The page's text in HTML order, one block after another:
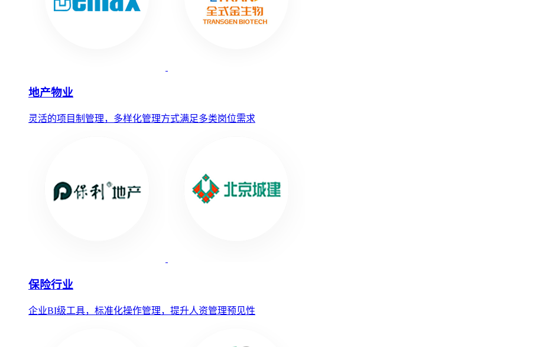
地产物业
灵活的项目制管理，多样化管理方式满足多类岗位需求
保险行业
企业BI级工具，标准化操作管理，提升人资管理预见性